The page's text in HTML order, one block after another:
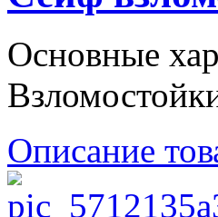
Основные
Описание